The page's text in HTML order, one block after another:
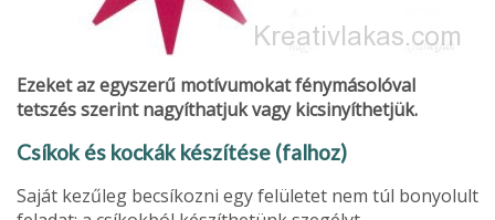
Ezeket az egyszerű motívumo­kat fénymásolóval
tetszés szerint nagyíthatjuk vagy kicsinyíthetjük.
Csíkok és kockák készítése (falhoz)
Saját kezűleg becsíkozni egy felületet nem túl bonyolult